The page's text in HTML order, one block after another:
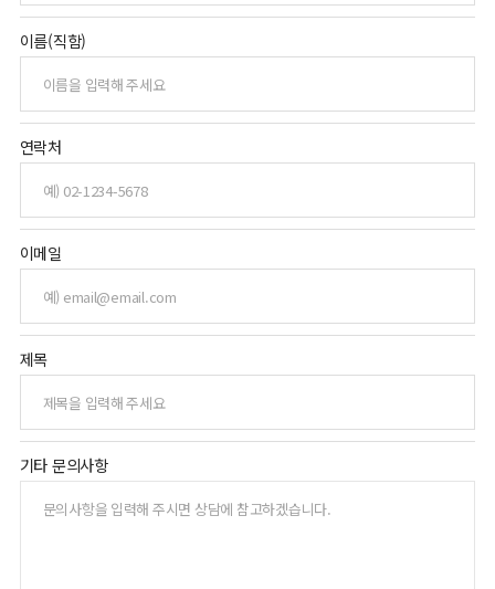
이름(직함)
연락처
이메일
제목
기타 문의사항